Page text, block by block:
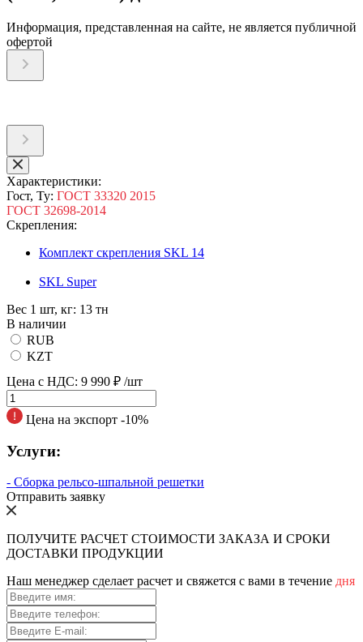
Информация, представленная на сайте, не является публичной
офертой
Характеристики:
Гост, Ту: ГОСТ 33320 2015
ГОСТ 32698-2014
Скрепления:
Комплект скрепления SKL 14
SKL Super
Вес 1 шт, кг: 13 тн
В наличии
RUB
KZT
Цена с НДС: 9 990 ₽ /шт
Цена на экспорт -10%
Услуги:
- Сборка рельсо-шпальной решетки
Отправить заявку
ПОЛУЧИТЕ РАСЧЕТ СТОИМОСТИ ЗАКАЗА И СРОКИ
ДОСТАВКИ ПРОДУКЦИИ
Наш менеджер сделает расчет и свяжется с вами в течение дня